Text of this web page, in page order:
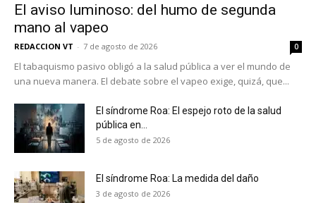
El aviso luminoso: del humo de segunda
mano al vapeo
REDACCION VT - 7 de agosto de 2026 0
El tabaquismo pasivo obligó a la salud pública a ver el mundo de
una nueva manera. El debate sobre el vapeo exige, quizá, que...
El síndrome Roa: El espejo roto de la salud
pública en...
5 de agosto de 2026
El síndrome Roa: La medida del daño
3 de agosto de 2026